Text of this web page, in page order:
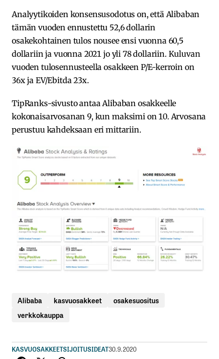
Analyytikoiden konsensusodotus on, että Alibaban
tämän vuoden ennustettu 52,6 dollarin
osakekohtainen tulos nousee ensi vuonna 60,5
dollariin ja vuonna 2021 jo yli 78 dollariin. Kuluvan
vuoden tulosennusteella osakkeen P/E-kerroin on
36x ja EV/Ebitda 23x.
TipRanks-sivusto antaa Alibaban osakkeelle
kokonaisarvosanan 9, kun maksimi on 10. Arvosana
perustuu kahdeksaan eri mittariin.
Alibaba kasvuosakkeet
osakesuositus
verkkokauppa
KASVUOSAKKEETSIJOITUSIDEAT30.9.2020